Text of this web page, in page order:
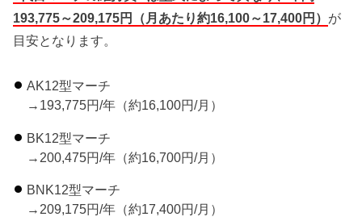
193,775～209,175円（月あたり約16,100～17,400円） が
目安となります。
AK12型マーチ
→193,775円/年（約16,100円/月）
BK12型マーチ
→200,475円/年（約16,700円/月）
BNK12型マーチ
→209,175円/年（約17,400円/月）